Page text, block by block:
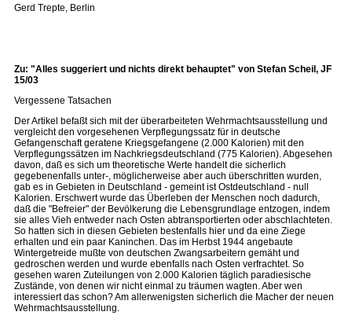
Gerd Trepte, Berlin
Zu: "Alles suggeriert und nichts direkt behauptet" von Stefan Scheil, JF
15/03
Vergessene Tatsachen
Der Artikel befaßt sich mit der überarbeiteten Wehrmachtsausstellung und
vergleicht den vorgesehenen Verpflegungssatz für in deutsche
Gefangenschaft geratene Kriegsgefangene (2.000 Kalorien) mit den
Verpflegungssätzen im Nachkriegsdeutschland (775 Kalorien). Abgesehen
davon, daß es sich um theoretische Werte handelt die sicherlich
gegebenenfalls unter-, möglicherweise aber auch überschritten wurden,
gab es in Gebieten in Deutschland - gemeint ist Ostdeutschland - null
Kalorien. Erschwert wurde das Überleben der Menschen noch dadurch,
daß die "Befreier" der Bevölkerung die Lebensgrundlage entzogen, indem
sie alles Vieh entweder nach Osten abtransportierten oder abschlachteten.
So hatten sich in diesen Gebieten bestenfalls hier und da eine Ziege
erhalten und ein paar Kaninchen. Das im Herbst 1944 angebaute
Wintergetreide mußte von deutschen Zwangsarbeitern gemäht und
gedroschen werden und wurde ebenfalls nach Osten verfrachtet. So
gesehen waren Zuteilungen von 2.000 Kalorien täglich paradiesische
Zustände, von denen wir nicht einmal zu träumen wagten. Aber wen
interessiert das schon? Am allerwenigsten sicherlich die Macher der neuen
Wehrmachtsausstellung.